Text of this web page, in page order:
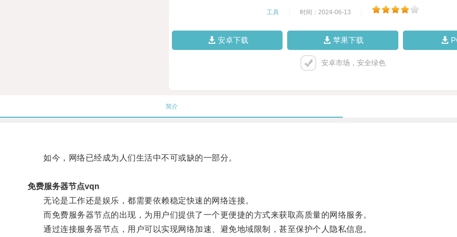
工具 时间：2024-06-13
安卓下载 苹果下载
安卓市场，安全绿色
简介
如今，网络已经成为人们生活中不可或缺的一部分。
免费服务器节点vqn
无论是工作还是娱乐，都需要依赖稳定快速的网络连接。
而免费服务器节点的出现，为用户们提供了一个更便捷的方式来获取高质量的网络服务。
通过连接服务器节点，用户可以实现网络加速、避免地域限制，甚至保护个人隐私信息。